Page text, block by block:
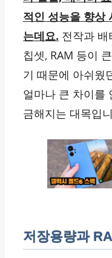
적인 성능을 향상
는데요. 전작과
칩셋, RAM 등이
기 때문에 아쉬웠
얼마나 큰 차이를
금해지는 대목입
저장용량과